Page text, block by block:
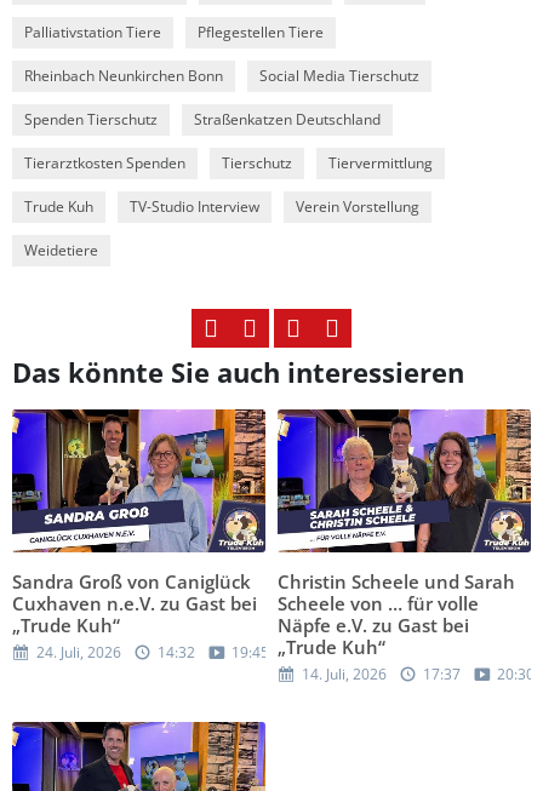
Palliativstation Tiere Pflegestellen Tiere
Rheinbach Neunkirchen Bonn Social Media Tierschutz
Spenden Tierschutz Straßenkatzen Deutschland
Tierarztkosten Spenden Tierschutz Tiervermittlung
Trude Kuh TV-Studio Interview Verein Vorstellung
Weidetiere
Das könnte Sie auch interessieren
Sandra Groß von Caniglück
Cuxhaven n.e.V. zu Gast bei
„Trude Kuh“
24. Juli, 2026 14:32 19:45
Christin Scheele und Sarah
Scheele von … für volle
Näpfe e.V. zu Gast bei
„Trude Kuh“
14. Juli, 2026 17:37 20:30